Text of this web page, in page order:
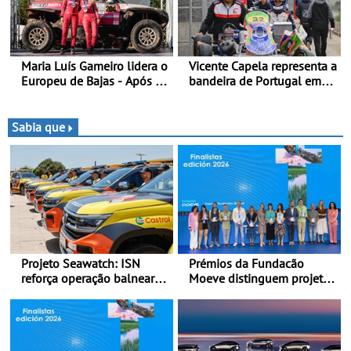
Teruel
Maria Luís Gameiro lidera o
Europeu de Bajas - Após a
Vicente Capela representa a
bandeira de Portugal em
ronda do Campeonato
Espanhol de Kart, em
Teruel
Sabia que
Projeto Seawatch: ISN
reforça operação balnear
viaturas Volkswagen
veículos comerciais
Prémios da Fundacão
Moeve distinguem projeto
promoção de uma
transição ecológica justa